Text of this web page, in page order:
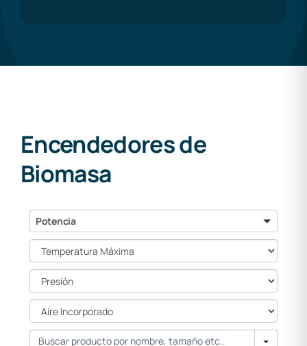
Encendedores de
Biomasa
Potencia
Potencia
Máxima
Incorporado
Search